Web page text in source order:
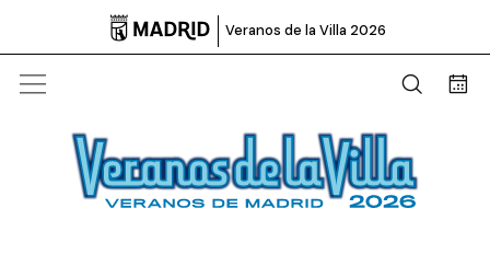
 Veranos de la Villa 2026
Abrir